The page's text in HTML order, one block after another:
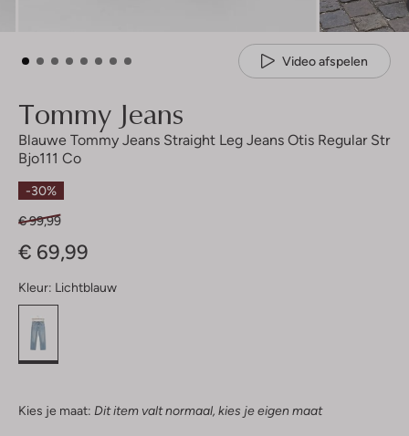
Video afspelen
Tommy Jeans
Blauwe Tommy Jeans Straight Leg Jeans Otis Regular Str
Bjo111 Co
-30%
€ 99,99
€ 69,99
Kleur: Lichtblauw
Kies je maat: Dit item valt normaal, kies je eigen maat